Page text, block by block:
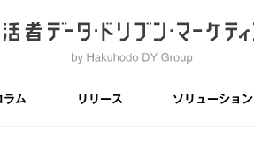
ラム リリース ソリューション